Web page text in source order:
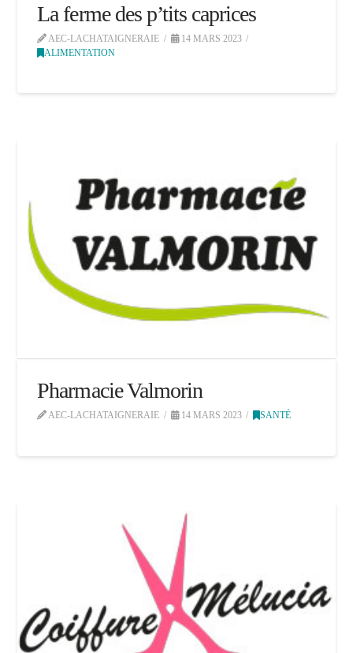
La ferme des p’tits caprices
AEC-LACHATAIGNERAIE
14 MARS 2023
ALIMENTATION
Pharmacie Valmorin
AEC-LACHATAIGNERAIE 14 MARS 2023 SANTÉ